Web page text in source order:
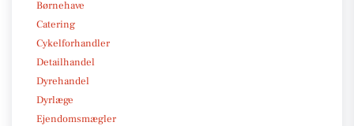
Børnehave
Catering
Cykelforhandler
Detailhandel
Dyrehandel
Dyrlæge
Ejendomsmægler